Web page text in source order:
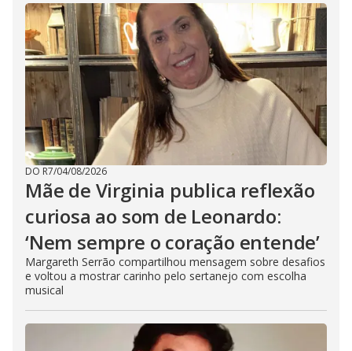
DO R7/04/08/2026
Mãe de Virginia publica reflexão
curiosa ao som de Leonardo:
‘Nem sempre o coração entende’
Margareth Serrão compartilhou mensagem sobre desafios
e voltou a mostrar carinho pelo sertanejo com escolha
musical